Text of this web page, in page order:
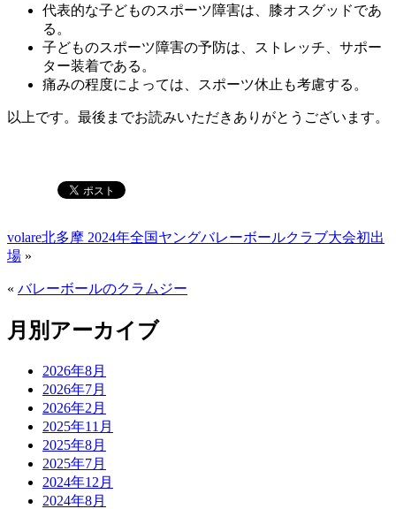
代表的な子どものスポーツ障害は、膝オスグッドであ
る。
子どものスポーツ障害の予防は、ストレッチ、サポー
ター装着である。
痛みの程度によっては、スポーツ休止も考慮する。
以上です。最後までお読みいただきありがとうございます。
volare北多摩 2024年全国ヤングバレーボールクラブ大会初出
場 »
« バレーボールのクラムジー
月別アーカイブ
2026年8月
2026年7月
2026年2月
2025年11月
2025年8月
2025年7月
2024年12月
2024年8月